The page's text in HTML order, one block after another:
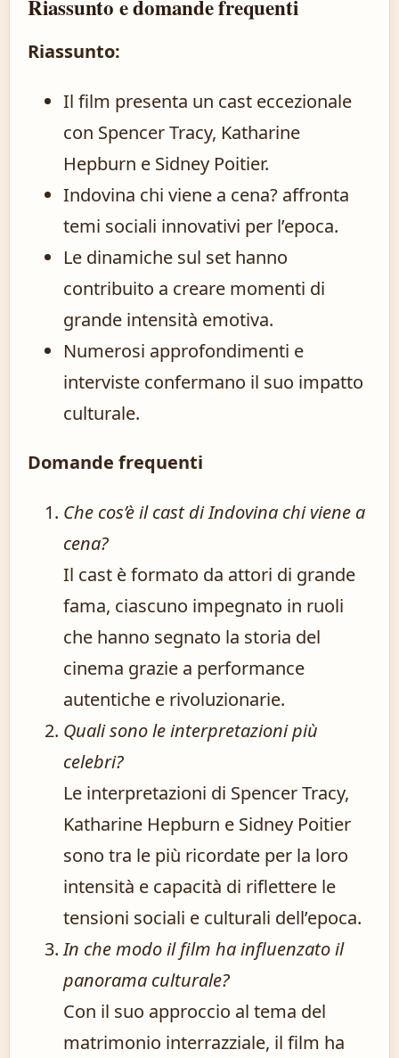
Riassunto e domande frequenti
Riassunto:
Il film presenta un cast eccezionale
con Spencer Tracy, Katharine
Hepburn e Sidney Poitier.
Indovina chi viene a cena? affronta
temi sociali innovativi per l’epoca.
Le dinamiche sul set hanno
contribuito a creare momenti di
grande intensità emotiva.
Numerosi approfondimenti e
interviste confermano il suo impatto
culturale.
Domande frequenti
Che cos’è il cast di Indovina chi viene a
cena?
Il cast è formato da attori di grande
fama, ciascuno impegnato in ruoli
che hanno segnato la storia del
cinema grazie a performance
autentiche e rivoluzionarie.
Quali sono le interpretazioni più
celebri?
Le interpretazioni di Spencer Tracy,
Katharine Hepburn e Sidney Poitier
sono tra le più ricordate per la loro
intensità e capacità di riflettere le
tensioni sociali e culturali dell’epoca.
In che modo il film ha influenzato il
panorama culturale?
Con il suo approccio al tema del
matrimonio interrazziale, il film ha